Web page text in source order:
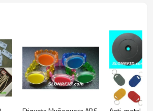
de apoyo, aplicables a más
S70 Mifare1 , DesfireMf3icd40 ,